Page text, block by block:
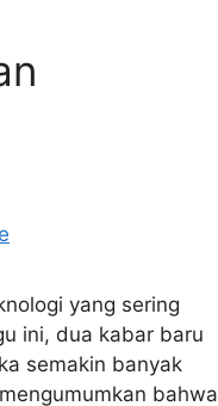
yang sering
ini, dua kabar baru
semakin banyak
bahwa